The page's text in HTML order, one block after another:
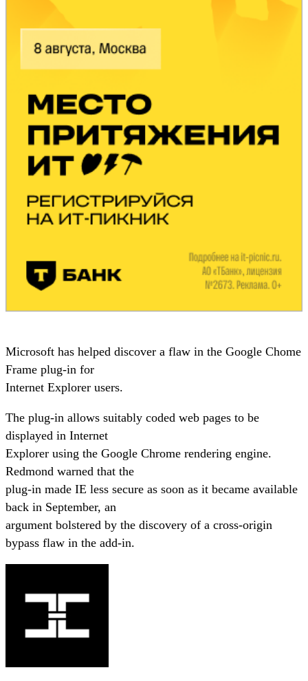
Microsoft has helped discover a flaw in the Google Chome
Frame plug-in for
Internet Explorer users.
The plug-in allows suitably coded web pages to be
displayed in Internet
Explorer using the Google Chrome rendering engine.
Redmond warned that the
plug-in made IE less secure as soon as it became available
back in September, an
argument bolstered by the discovery of a cross-origin
bypass flaw in the add-in.